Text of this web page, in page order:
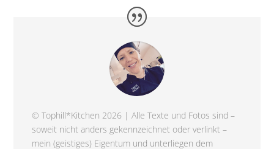
© Tophill*Kitchen 2026 | Alle Texte und Fotos sind –
soweit nicht anders gekennzeichnet oder verlinkt –
mein (geistiges) Eigentum und unterliegen dem